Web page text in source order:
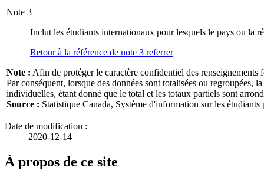
Note 3
Inclut les étudiants internationaux pour lesquels le pays ou la
Retour à la référence de note 3 referrer
Note : Afin de protéger le caractère confidentiel des
Par conséquent, lorsque des données sont totalisées ou regroupées,
individuelles, étant donné que le total et les totaux partiels sont
Source : Statistique Canada, Système d'information sur les étudiants
Date de modification :
2020-12-14
À propos de ce site